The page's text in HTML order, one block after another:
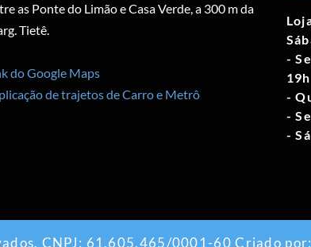
as Ponte do Limão e Casa Verde, a 300 m da
Tietê.
do Google Maps
de trajetos de Carro e Metrô
-
19h
-
-
-
CNPJ: 61.605.465/0001-60 Criado por: